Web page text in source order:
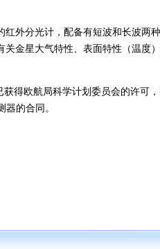
外分光计，配备有短波和长波两
关金星大气特性、表面特性（温度
得欧航局科学计划委员会的许可，
器的合同。